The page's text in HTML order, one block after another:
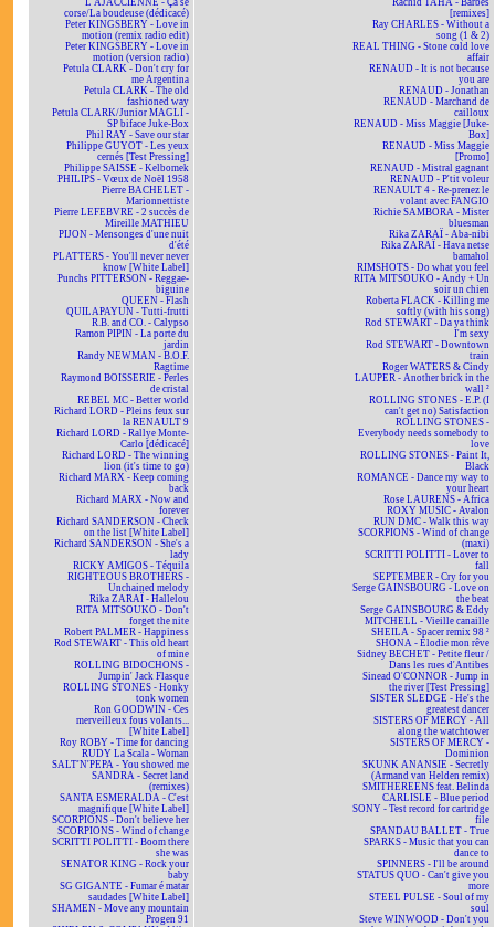
L'AJACCIENNE - Ça se
corse/La boudeuse (dédicacé)
Peter KINGSBERY - Love in
motion (remix radio edit)
Peter KINGSBERY - Love in
motion (version radio)
Petula CLARK - Don't cry for
me Argentina
Petula CLARK - The old
fashioned way
Petula CLARK/Junior MAGLI -
SP biface Juke-Box
Phil RAY - Save our star
Philippe GUYOT - Les yeux
cernés [Test Pressing]
Philippe SAISSE - Kelbomek
PHILIPS - Vœux de Noël 1958
Pierre BACHELET -
Marionnettiste
Pierre LEFEBVRE - 2 succès de
Mireille MATHIEU
PIJON - Mensonges d'une nuit
d'été
PLATTERS - You'll never never
know [White Label]
Punchs PITTERSON - Reggae-
biguine
QUEEN - Flash
QUILAPAYUN - Tutti-frutti
R.B. and CO. - Calypso
Ramon PIPIN - La porte du
jardin
Randy NEWMAN - B.O.F.
Ragtime
Raymond BOISSERIE - Perles
de cristal
REBEL MC - Better world
Richard LORD - Pleins feux sur
la RENAULT 9
Richard LORD - Rallye Monte-
Carlo [dédicacé]
Richard LORD - The winning
lion (it's time to go)
Richard MARX - Keep coming
back
Richard MARX - Now and
forever
Richard SANDERSON - Check
on the list [White Label]
Richard SANDERSON - She's a
lady
RICKY AMIGOS - Téquila
RIGHTEOUS BROTHERS -
Unchained melody
Rika ZARAÏ - Hallelou
RITA MITSOUKO - Don't
forget the nite
Robert PALMER - Happiness
Rod STEWART - This old heart
of mine
ROLLING BIDOCHONS -
Jumpin' Jack Flasque
ROLLING STONES - Honky
tonk women
Ron GOODWIN - Ces
merveilleux fous volants...
[White Label]
Roy ROBY - Time for dancing
RUDY La Scala - Woman
SALT'N'PEPA - You showed me
SANDRA - Secret land
(remixes)
SANTA ESMERALDA - C'est
magnifique [White Label]
SCORPIONS - Don't believe her
SCORPIONS - Wind of change
SCRITTI POLITTI - Boom there
she was
SENATOR KING - Rock your
baby
SG GIGANTE - Fumar é matar
saudades [White Label]
SHAMEN - Move any mountain
Progen 91
Rachid TAHA - Barbès
[remixes]
Ray CHARLES - Without a
song (1 & 2)
REAL THING - Stone cold love
affair
RENAUD - It is not because
you are
RENAUD - Jonathan
RENAUD - Marchand de
cailloux
RENAUD - Miss Maggie [Juke-
Box]
RENAUD - Miss Maggie
[Promo]
RENAUD - Mistral gagnant
RENAUD - P'tit voleur
RENAULT 4 - Re-prenez le
volant avec FANGIO
Richie SAMBORA - Mister
bluesman
Rika ZARAÏ - Aba-nibi
Rika ZARAÏ - Hava netse
bamahol
RIMSHOTS - Do what you feel
RITA MITSOUKO - Andy + Un
soir un chien
Roberta FLACK - Killing me
softly (with his song)
Rod STEWART - Da ya think
I'm sexy
Rod STEWART - Downtown
train
Roger WATERS & Cindy
LAUPER - Another brick in the
wall ²
ROLLING STONES - E.P. (I
can't get no) Satisfaction
ROLLING STONES -
Everybody needs somebody to
love
ROLLING STONES - Paint It,
Black
ROMANCE - Dance my way to
your heart
Rose LAURENS - Africa
ROXY MUSIC - Avalon
RUN DMC - Walk this way
SCORPIONS - Wind of change
(maxi)
SCRITTI POLITTI - Lover to
fall
SEPTEMBER - Cry for you
Serge GAINSBOURG - Love on
the beat
Serge GAINSBOURG & Eddy
MITCHELL - Vieille canaille
SHEILA - Spacer remix 98 ²
SHONA - Elodie mon rêve
Sidney BECHET - Petite fleur /
Dans les rues d'Antibes
Sinead O'CONNOR - Jump in
the river [Test Pressing]
SISTER SLEDGE - He's the
greatest dancer
SISTERS OF MERCY - All
along the watchtower
SISTERS OF MERCY -
Dominion
SKUNK ANANSIE - Secretly
(Armand van Helden remix)
SMITHEREENS feat. Belinda
CARLISLE - Blue period
SONY - Test record for cartridge
file
SPANDAU BALLET - True
SPARKS - Music that you can
dance to
SPINNERS - I'll be around
STATUS QUO - Can't give you
more
STEEL PULSE - Soul of my
soul
Steve WINWOOD - Don't you